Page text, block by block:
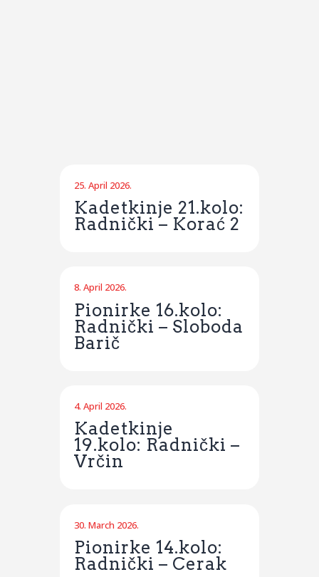
25. April 2026.
Kadetkinje 21.kolo:
Radnički – Korać 2
8. April 2026.
Pionirke 16.kolo:
Radnički – Sloboda
Barič
4. April 2026.
Kadetkinje
19.kolo: Radnički –
Vrčin
30. March 2026.
Pionirke 14.kolo:
Radnički – Cerak